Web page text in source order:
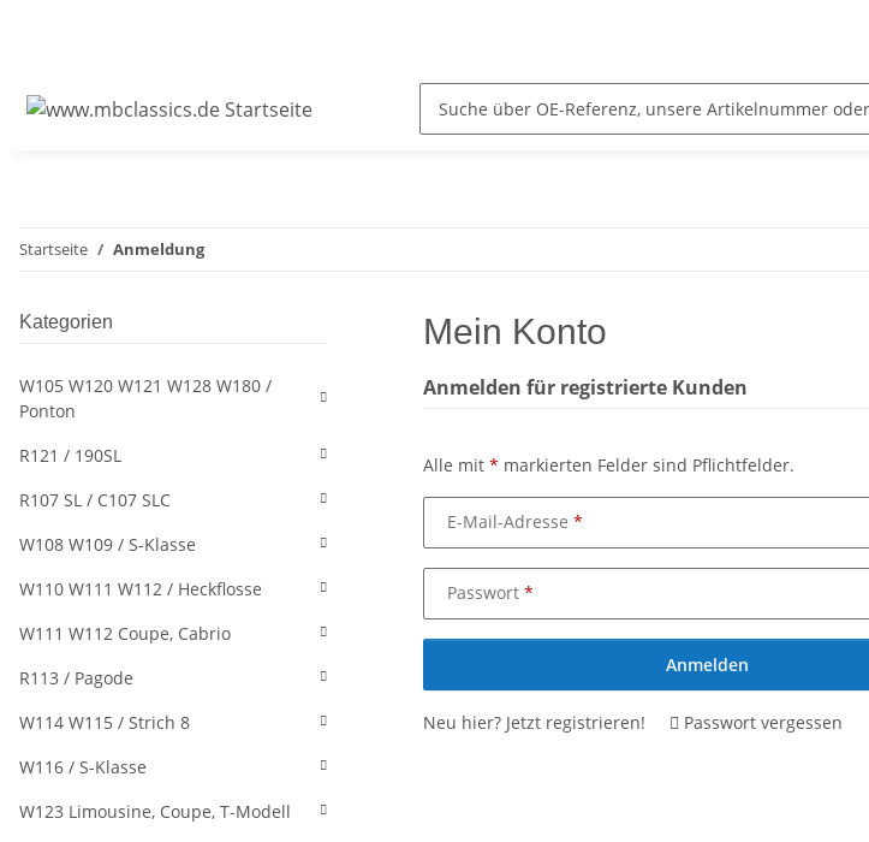
Startseite Anmeldung
Mein Konto
Anmelden für registrierte Kunden
Alle mit * markierten Felder sind Pflichtfelder.
E-Mail-Adresse
Passwort
Anmelden
Neu hier? Jetzt registrieren! Passwort vergessen
Kategorien
W105 W120 W121 W128 W180 /
Ponton
R121 / 190SL
R107 SL / C107 SLC
W108 W109 / S-Klasse
W110 W111 W112 / Heckflosse
W111 W112 Coupe, Cabrio
R113 / Pagode
W114 W115 / Strich 8
W116 / S-Klasse
W123 Limousine, Coupe, T-Modell